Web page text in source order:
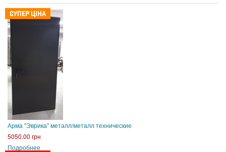
Арма "Эврика" металл/металл технические
5050.00 грн
Подробнее